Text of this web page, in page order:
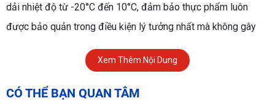
dải nhiệt độ từ -20°C đến 10°C, đảm bảo thực phẩm luôn
được bảo quản trong điều kiện lý tưởng nhất mà không gây
Xem Thêm Nội Dung
CÓ THỂ BẠN QUAN TÂM